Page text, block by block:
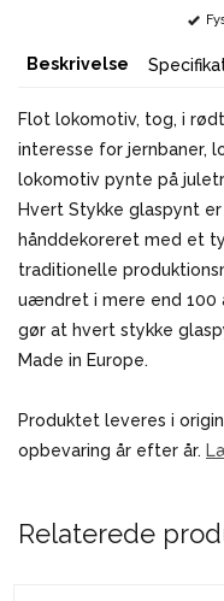
Beskrivelse
Flot lokomotiv, tog, i
interesse for jernbaner,
lokomotiv pynte på
Hvert Stykke glaspynt
hånddekoreret med et
traditionelle
uændret i mere end 100
gør at hvert stykke
Made in Europe.
Produktet leveres i
opbevaring år efter år.
Relaterede